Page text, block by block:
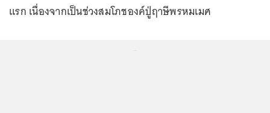
แรก เนื่องจากเป็นช่วงสมโภชองค์ปู่ฤาษีพรหมเมศ